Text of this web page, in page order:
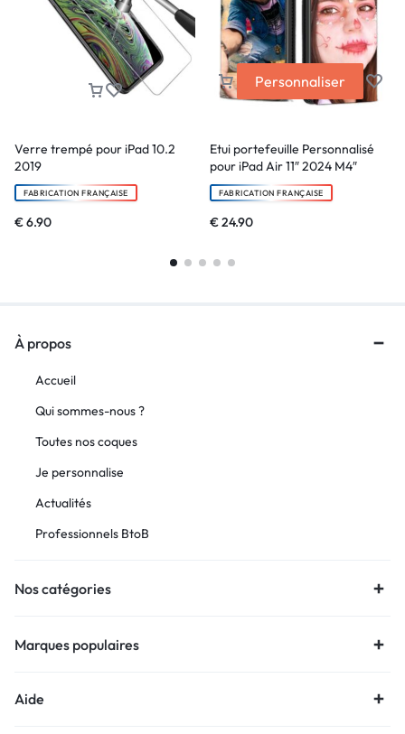
Verre trempé pour iPad 10.2
2019
FABRICATION FRANÇAISE
€6.90
Personnaliser
Etui portefeuille Personnalisé
pour iPad Air 11″ 2024 M4″
FABRICATION FRANÇAISE
€24.90
À propos
Accueil
Qui sommes-nous ?
Toutes nos coques
Je personnalise
Actualités
Professionnels BtoB
Nos catégories
Marques populaires
Aide